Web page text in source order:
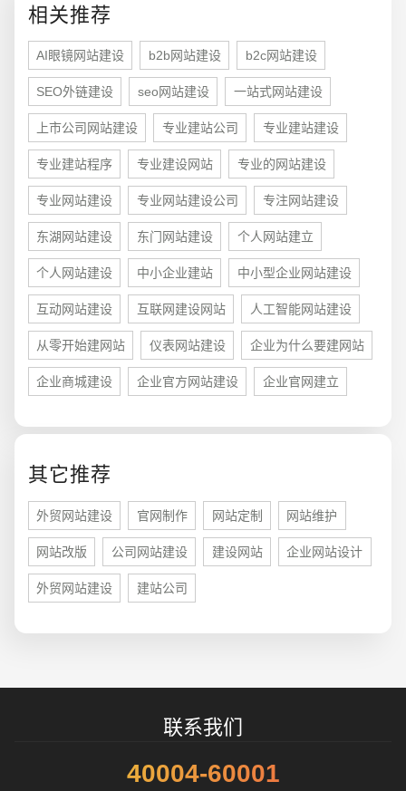
相关推荐
AI眼镜网站建设 b2b网站建设 b2c网站建设
SEO外链建设 seo网站建设 一站式网站建设
上市公司网站建设 专业建站公司 专业建站建设
专业建站程序 专业建设网站 专业的网站建设
专业网站建设 专业网站建设公司 专注网站建设
东湖网站建设 东门网站建设 个人网站建立
个人网站建设 中小企业建站 中小型企业网站建设
互动网站建设 互联网建设网站 人工智能网站建设
从零开始建网站 仪表网站建设 企业为什么要建网站
企业商城建设 企业官方网站建设 企业官网建立
其它推荐
外贸网站建设 官网制作 网站定制 网站维护
网站改版 公司网站建设 建设网站 企业网站设计
外贸网站建设 建站公司
联系我们
40004-60001
您的预算 1万-3万 3万-5万 5万-8万
招标项目